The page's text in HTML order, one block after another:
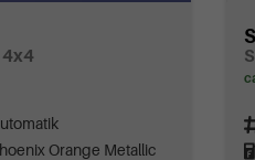
4x4
Orange Metallic